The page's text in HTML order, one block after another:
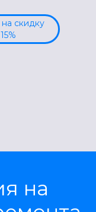
скидку
15%
на